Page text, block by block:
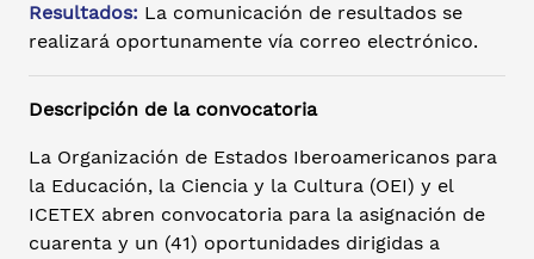
Resultados: La comunicación de resultados se
realizará oportunamente vía correo electrónico.
Descripción de la convocatoria
La Organización de Estados Iberoamericanos para
la Educación, la Ciencia y la Cultura (OEI) y el
ICETEX abren convocatoria para la asignación de
cuarenta y un (41) oportunidades dirigidas a